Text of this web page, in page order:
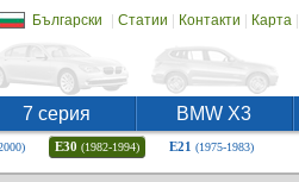
Български | Статии | Контакти | Карта|
7 серия BMW X3
E30 (1982-1994) E21 (1975-1983)